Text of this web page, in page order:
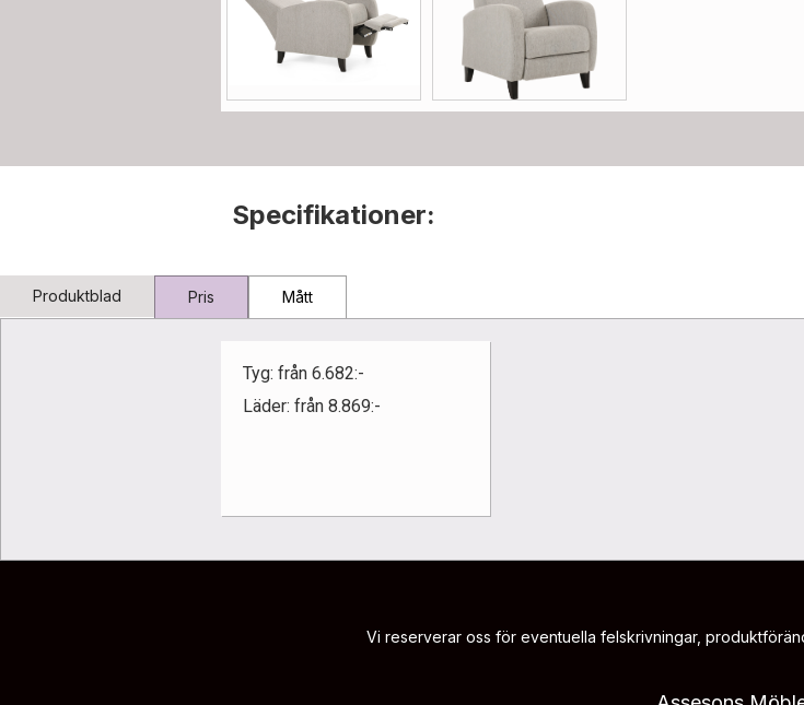
Specifikationer:
Produktblad Pris Mått
Tyg: från 6.682:-
Läder: från 8.869:-
Vi reserverar oss för eventuella felskrivningar,